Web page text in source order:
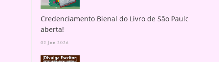
Credenciamento Bienal do Livro de São Paulo
aberta!
02 Jun 2026